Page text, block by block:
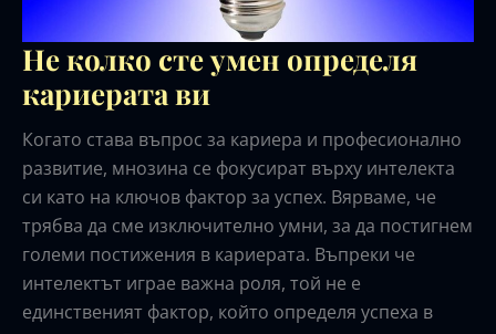
Не колко сте умен определя
кариерата ви
Когато става въпрос за кариера и професионално
развитие, мнозина се фокусират върху интелекта
си като на ключов фактор за успех. Вярваме, че
трябва да сме изключително умни, за да постигнем
големи постижения в кариерата. Въпреки че
интелектът играе важна роля, той не е
единственият фактор, който определя успеха в